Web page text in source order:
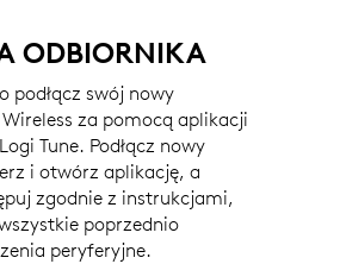
ODBIORNIKA
podłącz swój nowy
za pomocą aplikacji
Tune. Podłącz nowy
i otwórz aplikację, a
zgodnie z instrukcjami,
poprzednio
peryferyjne.